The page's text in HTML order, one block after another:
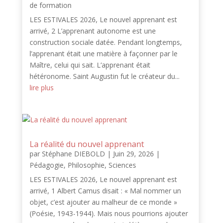
de formation
LES ESTIVALES 2026, Le nouvel apprenant est
arrivé, 2 L’apprenant autonome est une
construction sociale datée. Pendant longtemps,
l’apprenant était une matière à façonner par le
Maître, celui qui sait. L’apprenant était
hétéronome. Saint Augustin fut le créateur du...
lire plus
La réalité du nouvel apprenant
par Stéphane DIEBOLD | Juin 29, 2026 |
Pédagogie, Philosophie, Sciences
LES ESTIVALES 2026, Le nouvel apprenant est
arrivé, 1 Albert Camus disait : « Mal nommer un
objet, c’est ajouter au malheur de ce monde »
(Poésie, 1943-1944). Mais nous pourrions ajouter